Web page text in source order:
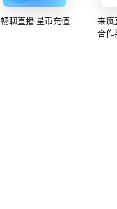
畅聊直播 星币充值
来疯
合作